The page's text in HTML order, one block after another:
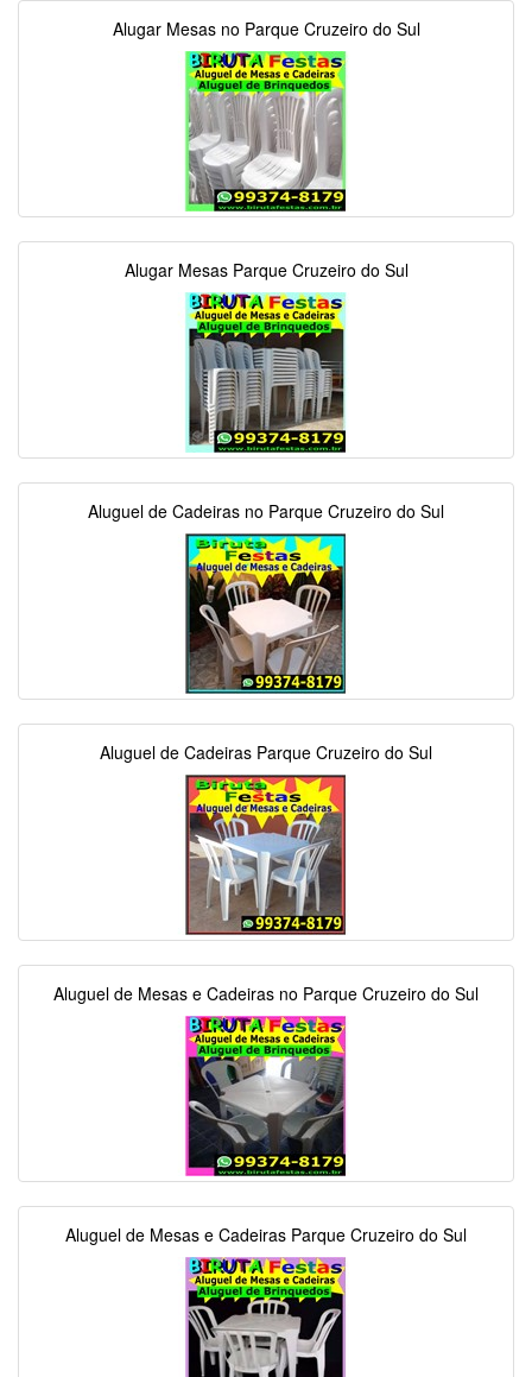
Alugar Mesas no Parque Cruzeiro do Sul
Alugar Mesas Parque Cruzeiro do Sul
Aluguel de Cadeiras no Parque Cruzeiro do Sul
Aluguel de Cadeiras Parque Cruzeiro do Sul
Aluguel de Mesas e Cadeiras no Parque Cruzeiro do Sul
Aluguel de Mesas e Cadeiras Parque Cruzeiro do Sul